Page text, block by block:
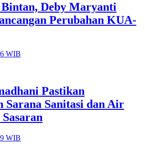
Deby Maryanti
Perubahan KUA-
WIB
Pastikan
Sarana Sanitasi dan Air
WIB